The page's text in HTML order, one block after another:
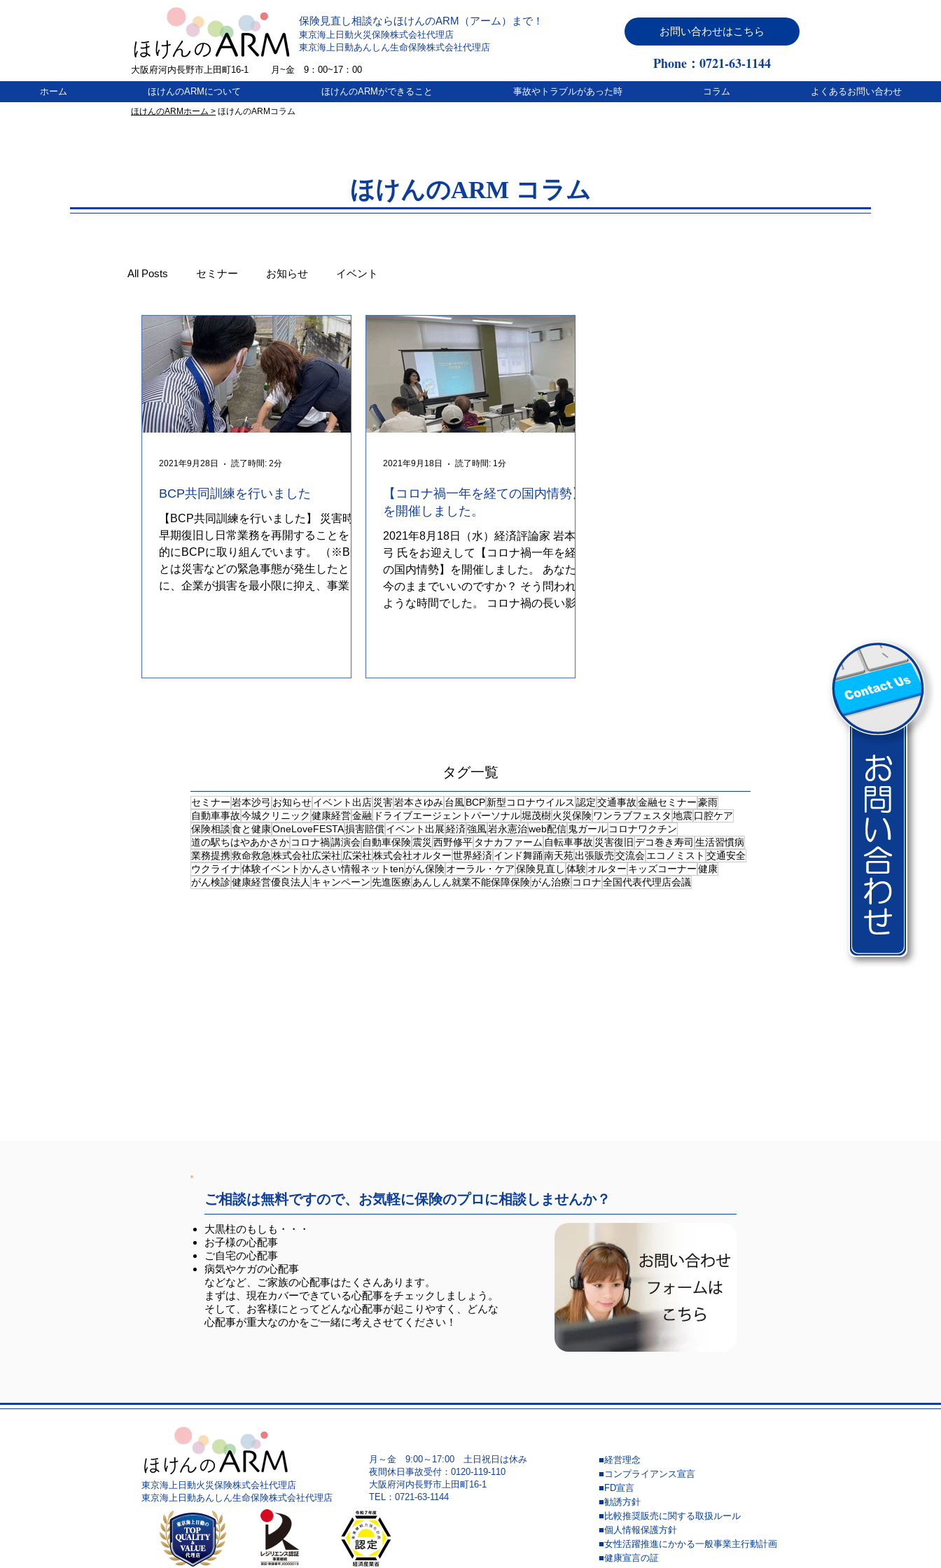
保険見直し相談ならほけんのARM（アーム）まで！
東京海上日動火災保険株式会社代理店
東京海上日動あんしん生命保険株式会社代理店
大阪府河内長野市上田町16-1 ​月~金 9：00~17：00
お問い合わせはこちら
Phone：0721-63-1144
ホーム ほけんのARMについて ほけんのARMができること 事故やトラブルがあった時 コラム よくあるお問い合わせ
ほけんのARMホーム > ほけんのARMコラム
ほけんのARM コラム
All Posts セミナー お知らせ イベント
BCP共同訓練を行いました
【BCP共同訓練を行いました】 災害時、
早期復旧し日常業務を再開することを目
的にBCPに取り組んでいます。 （※BCP
とは災害などの緊急事態が発生したとき
に、企業が損害を最小限に抑え、事業の
2021年9月28日 読了時間: 2分
【コロナ禍一年を経ての国内情勢】
を開催しました。
2021年8月18日（水）経済評論家 岩本沙
弓 氏をお迎えして【コロナ禍一年を経て
の国内情勢】を開催しました。 あなたは
今のままでいいのですか？ そう問われた
ような時間でした。 コロナ禍の長い影響
2021年9月18日 読了時間: 1分
タグ一覧
セミナー岩本沙弓 お知らせイベント出店災害岩本さゆみ台風BCP新型コロナウイルス 認定交通事故金融セミナー豪雨
自動車事故今城クリニック 健康経営金融 ドライブエージェントパーソナル堀茂樹火災保険ワンラブフェスタ 地震口腔ケア
保険相談食と健康OneLoveFESTA損害賠償イベント出展経済強風岩永憲治web配信 鬼ガール コロナワクチン
道の駅ちはやあかさか コロナ禍講演会 自動車保険震災 西野修平 タナカファーム 自転車事故 災害復旧デコ巻き寿司 生活習慣病
業務提携救命救急 株式会社広栄社 広栄社株式会社オルター世界経済インド舞踊南天苑出張販売交流会エコノミスト 交通安全
ウクライナ体験イベント かんさい情報ネットtenがん保険オーラル・ケア保険見直し 体験オルター キッズコーナー健康
がん検診健康経営優良法人 キャンペーン先進医療 あんしん就業不能保障保険がん治療 コロナ全国代表代理店会議
ご相談は無料ですので、お気軽に保険のプロに相談しませんか？
大黒柱のもしも・・・
お子様の心配事
ご自宅の心配事
病気やケガの心配事
などなど、ご家族の心配事はたくさんあります。
まずは、現在カバーできている心配事をチェックしましょう。
そして、お客様にとってどんな心配事が起こりやすく、どんな
心配事が重大なのかをご一緒に考えさせてください！
東京海上日動火災保険株式会社代理店
東京海上日動あんしん生命保険株式会社代理店
月～金 9:00～17:00 土日祝日は休み
夜間休日事故受付：0120-119-110
大阪府河内長野市上田町16-1
​TEL：0721-63-1144
■経営理念
■コンプライアンス宣言
■FD宣言
■勧誘方針
■比較推奨販売に関する取扱ルール
■個人情報保護方針
■女性活躍推進にかかる一般事業主行動計画
■健康宣言の証